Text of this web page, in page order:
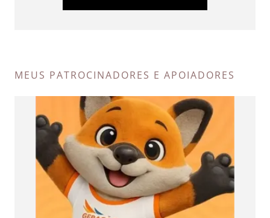
MEUS PATROCINADORES E APOIADORES